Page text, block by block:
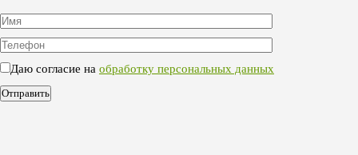
Даю согласие на обработку персональных данных